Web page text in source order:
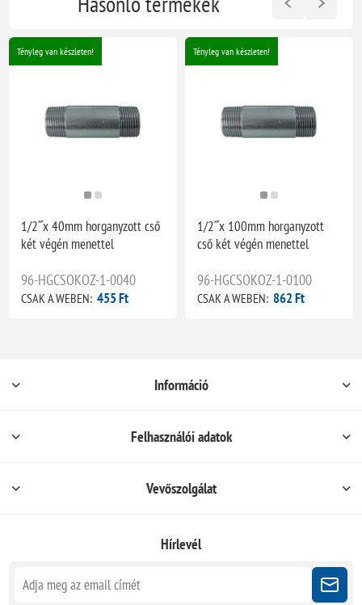
Tényleg van készleten!
1/2˝x 40mm horganyzott cső
két végén menettel
96-HGCSOKOZ-1-0040
CSAK A WEBEN: 455 Ft
Tényleg van készleten!
1/2˝x 100mm horganyzott
cső két végén menettel
96-HGCSOKOZ-1-0100
CSAK A WEBEN: 862 Ft
Információ
Felhasználói adatok
Vevőszolgálat
Hírlevél